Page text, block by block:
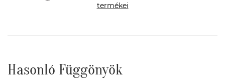
termékei
Hasonló Függönyök